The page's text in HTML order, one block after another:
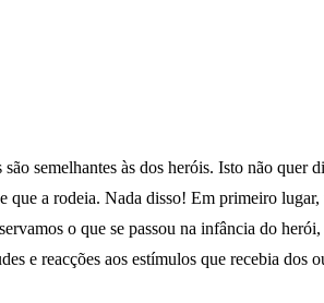
semelhantes às dos heróis. Isto não quer
a rodeia. Nada disso! Em primeiro
o que se passou na infância do
e reacções aos estímulos que recebia dos